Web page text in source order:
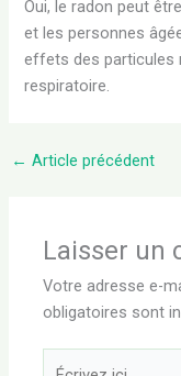
Oui, le radon peut
et les personnes
effets des particules
respiratoire.
← Article précédent
Laisser un
Votre adresse e-
obligatoires sont
Écrivez